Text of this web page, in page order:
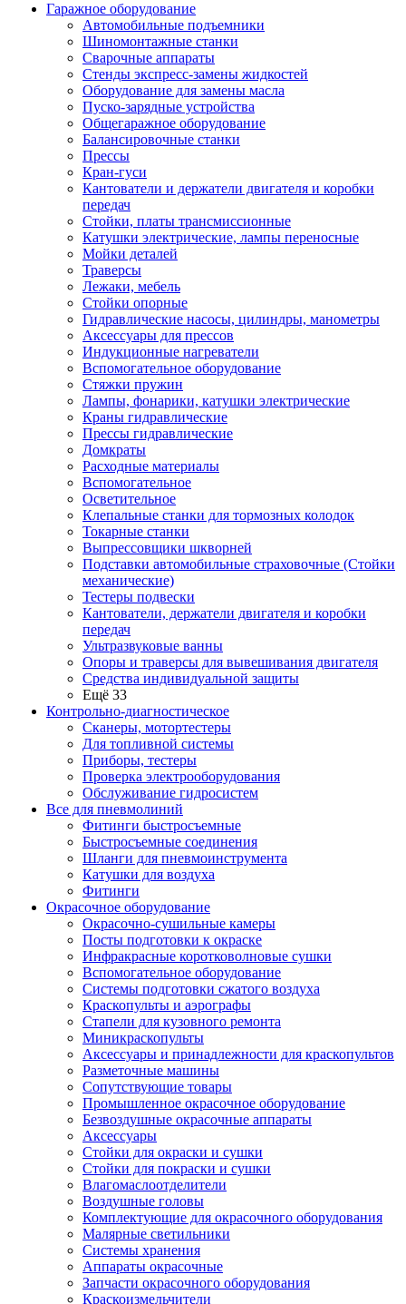
Гаражное оборудование
Автомобильные подъемники
Шиномонтажные станки
Сварочные аппараты
Стенды экспресс-замены жидкостей
Оборудование для замены масла
Пуско-зарядные устройства
Общегаражное оборудование
Балансировочные станки
Прессы
Кран-гуси
Кантователи и держатели двигателя и коробки
передач
Стойки, платы трансмиссионные
Катушки электрические, лампы переносные
Мойки деталей
Траверсы
Лежаки, мебель
Стойки опорные
Гидравлические насосы, цилиндры, манометры
Аксессуары для прессов
Индукционные нагреватели
Вспомогательное оборудование
Стяжки пружин
Лампы, фонарики, катушки электрические
Краны гидравлические
Прессы гидравлические
Домкраты
Расходные материалы
Вспомогательное
Осветительное
Клепальные станки для тормозных колодок
Токарные станки
Выпрессовщики шкворней
Подставки автомобильные страховочные (Стойки
механические)
Тестеры подвески
Кантователи, держатели двигателя и коробки
передач
Ультразвуковые ванны
Опоры и траверсы для вывешивания двигателя
Средства индивидуальной защиты
Ещё 33
Контрольно-диагностическое
Сканеры, мотортестеры
Для топливной системы
Приборы, тестеры
Проверка электрооборудования
Обслуживание гидросистем
Все для пневмолиний
Фитинги быстросъемные
Быстросъемные соединения
Шланги для пневмоинструмента
Катушки для воздуха
Фитинги
Окрасочное оборудование
Окрасочно-сушильные камеры
Посты подготовки к окраске
Инфракрасные коротковолновые сушки
Вспомогательное оборудование
Системы подготовки сжатого воздуха
Краскопульты и аэрографы
Стапели для кузовного ремонта
Миникраскопульты
Аксессуары и принадлежности для краскопультов
Разметочные машины
Сопутствующие товары
Промышленное окрасочное оборудование
Безвоздушные окрасочные аппараты
Аксессуары
Стойки для окраски и сушки
Стойки для покраски и сушки
Влагомаслоотделители
Воздушные головы
Комплектующие для окрасочного оборудования
Малярные светильники
Системы хранения
Аппараты окрасочные
Запчасти окрасочного оборудования
Краскоизмельчители